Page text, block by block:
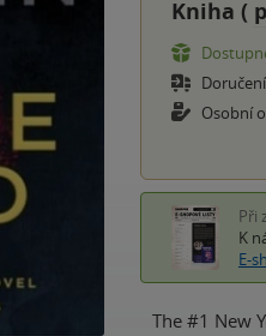
Kniha (
Doručení
Osobní
Při
K
E-
The #1 New